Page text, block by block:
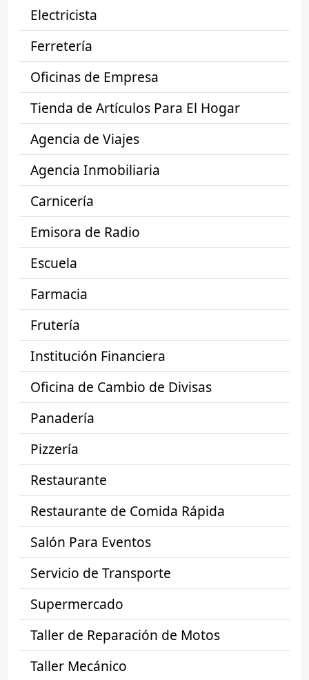
Electricista
Ferretería
Oficinas de Empresa
Tienda de Artículos Para El Hogar
Agencia de Viajes
Agencia Inmobiliaria
Carnicería
Emisora de Radio
Escuela
Farmacia
Frutería
Institución Financiera
Oficina de Cambio de Divisas
Panadería
Pizzería
Restaurante
Restaurante de Comida Rápida
Salón Para Eventos
Servicio de Transporte
Supermercado
Taller de Reparación de Motos
Taller Mecánico